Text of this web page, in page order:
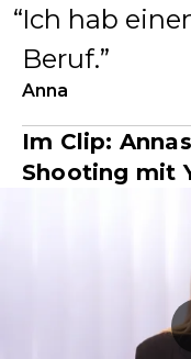
Ich hab
Beruf.
Anna
Im Clip:
Shooting mit